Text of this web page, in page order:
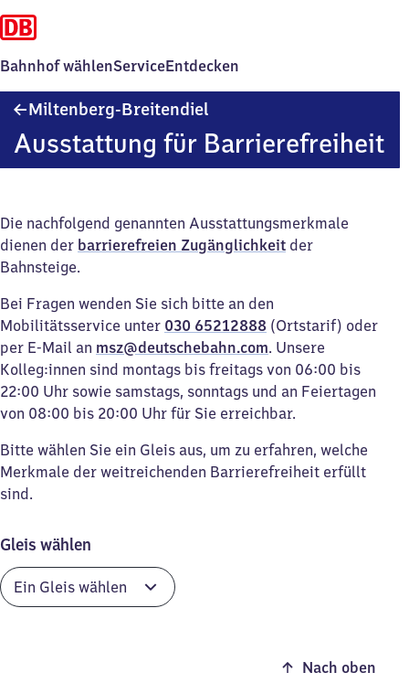
Bahnhof wählenServiceEntdecken
Miltenberg-Breitendiel
Ausstattung für Barrierefreiheit
Die nachfolgend genannten Ausstattungsmerkmale
dienen der barrierefreien Zugänglichkeit der
Bahnsteige.
Bei Fragen wenden Sie sich bitte an den
Mobilitätsservice unter 030 65212888 (Ortstarif) oder
per E-Mail an msz@deutschebahn.com. Unsere
Kolleg:innen sind montags bis freitags von 06:00 bis
22:00 Uhr sowie samstags, sonntags und an Feiertagen
von 08:00 bis 20:00 Uhr für Sie erreichbar.
Bitte wählen Sie ein Gleis aus, um zu erfahren, welche
Merkmale der weitreichenden Barrierefreiheit erfüllt
sind.
Gleis wählen
Nach oben